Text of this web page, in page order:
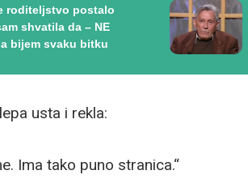
roditeljstvo postalo
shvatila da – NE
bijem svaku bitku
usta i rekla:
Ima tako puno stranica.“